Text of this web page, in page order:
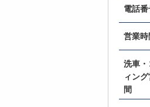
電話番
営業時
洗車
ィン
間